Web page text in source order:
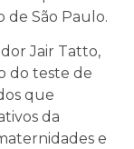
São Paulo.
Jair Tatto,
do teste de
que
da
e